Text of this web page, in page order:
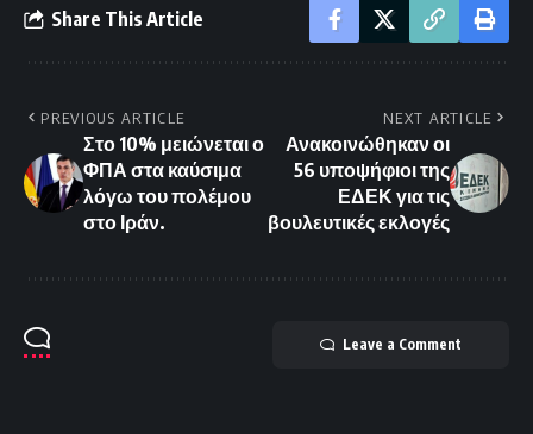
Share This Article
PREVIOUS ARTICLE
Στο 10% μειώνεται ο
ΦΠΑ στα καύσιμα
λόγω του πολέμου
στο Ιράν.
NEXT ARTICLE
Ανακοινώθηκαν οι
56 υποψήφιοι της
ΕΔΕΚ για τις
βουλευτικές εκλογές
Leave a Comment